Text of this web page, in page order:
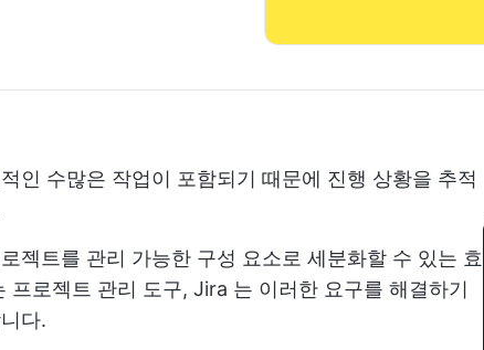
인 수많은 작업이 포함되기 때문에 진행 상황을 추적
젝트를 관리 가능한 구성 요소로 세분화할 수 있는 효
프로젝트 관리 도구, Jira 는 이러한 요구를 해결하기
다.